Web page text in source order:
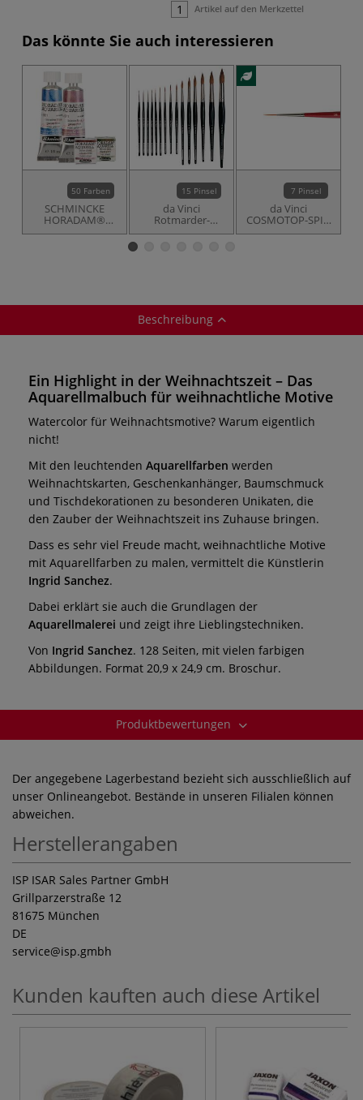
Artikel auf den Merkzettel
Das könnte Sie auch interessieren
50 Farben
SCHMINCKE
HORADAM®
AQUARELL SUPER
15 Pinsel
da Vinci
Rotmarder-
Aquarellpinsel,
7 Pinsel
da Vinci
COSMOTOP-SPIN
Serie 1280,
Beschreibung
Ein Highlight in der Weihnachtszeit – Das
Aquarellmalbuch für weihnachtliche Motive
Watercolor für Weihnachtsmotive? Warum eigentlich
nicht!
Mit den leuchtenden Aquarellfarben werden
Weihnachtskarten, Geschenkanhänger, Baumschmuck
und Tischdekorationen zu besonderen Unikaten, die
den Zauber der Weihnachtszeit ins Zuhause bringen.
Dass es sehr viel Freude macht, weihnachtliche Motive
mit Aquarellfarben zu malen, vermittelt die Künstlerin
Ingrid Sanchez.
Dabei erklärt sie auch die Grundlagen der
Aquarellmalerei und zeigt ihre Lieblingstechniken.
Von Ingrid Sanchez. 128 Seiten, mit vielen farbigen
Abbildungen. Format 20,9 x 24,9 cm. Broschur.
Produktbewertungen
Der angegebene Lagerbestand bezieht sich ausschließlich auf
unser Onlineangebot. Bestände in unseren Filialen können
abweichen.
Herstellerangaben
ISP ISAR Sales Partner GmbH
Grillparzerstraße 12
81675 München
DE
service@isp.gmbh
Kunden kauften auch diese Artikel